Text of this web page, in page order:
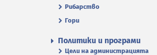
Рибарство
Гори
Политики и програми
Цели на администрацията